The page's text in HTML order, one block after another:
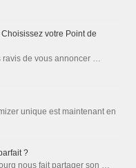
votre Point de
ravis de vous annoncer …
unique est maintenant en
?
nous fait partager son …